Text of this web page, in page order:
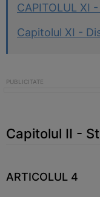
CAPITOLUL XI
Capitolul XI -
Capitolul II -
ARTICOLUL 4